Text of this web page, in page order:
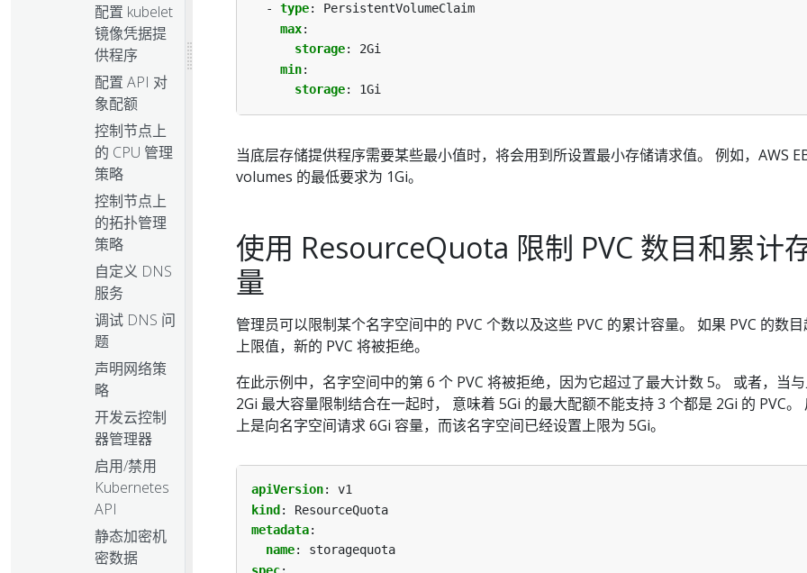
配置 kubelet
镜像凭据提
供程序
配置 API 对
象配额
控制节点上
的 CPU 管理
策略
控制节点上
的拓扑管理
策略
自定义 DNS
服务
调试 DNS 问
题
声明网络策
略
开发云控制
器管理器
启用/禁用
Kubernetes
API
静态加密机
密数据
- type:
PersistentVolumeClaim
max:
storage:
2Gi
min:
storage: 1Gi
当底层存储提供程序需要某些最小值时，将会用到所设置最小存储请求值。 例如，AWS
volumes 的最低要求为 1Gi。
使用 ResourceQuota 限制 PVC 数目和累计
量
管理员可以限制某个名字空间中的 PVC 个数以及这些 PVC 的累计容量。 如果 PVC 的数
上限值，新的 PVC 将被拒绝。
在此示例中，名字空间中的第 6 个 PVC 将被拒绝，因为它超过了最大计数 5。 或者，当
2Gi 最大容量限制结合在一起时， 意味着 5Gi 的最大配额不能支持 3 个都是 2Gi 的 PVC。
上是向名字空间请求 6Gi 容量，而该名字空间已经设置上限为 5Gi。
apiVersion:
v1
kind :
ResourceQuota
metadata:
name:
storagequota